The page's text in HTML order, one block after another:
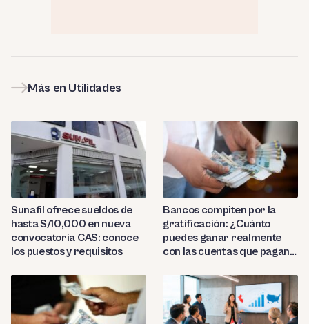
Más en Utilidades
Sunafil ofrece sueldos de
hasta S/10,000 en nueva
convocatoria CAS: conoce
los puestos y requisitos
Bancos compiten por la
gratificación: ¿Cuánto
puedes ganar realmente
con las cuentas que pagan